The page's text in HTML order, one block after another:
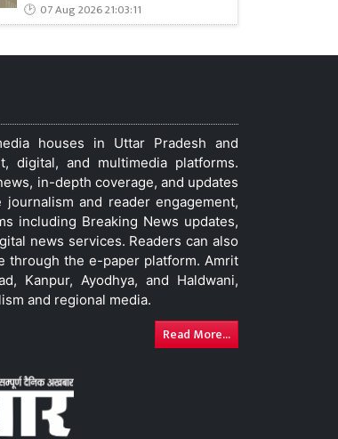
07 Aug 2026 21:03:11
houses in Uttar Pradesh and
digital, and multimedia platforms.
in-depth coverage, and updates
and reader engagement,
including Breaking News updates,
news services. Readers can also
through the e-paper platform. Amrit
Kanpur, Ayodhya, and Haldwani,
and regional media.
Read More...